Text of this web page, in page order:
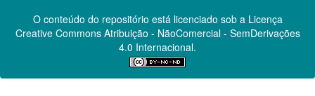
O conteúdo do repositório está licenciado sob a Licença
Creative CommonsAtribuição - NãoComercial - SemDerivações
4.0 Internacional.